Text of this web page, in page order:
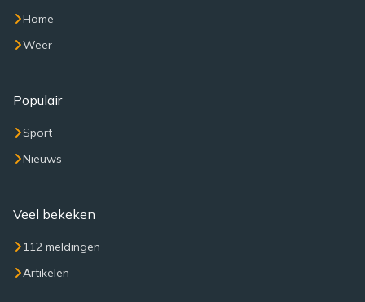
Home
Weer
Populair
Sport
Nieuws
Veel bekeken
112 meldingen
Artikelen